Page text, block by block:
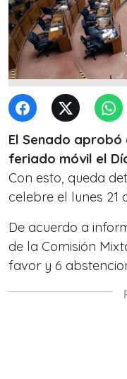
El Senado
feriado móvil el
Con esto, queda
celebre el lunes 21
De acuerdo a
de la Comisión
favor y 6